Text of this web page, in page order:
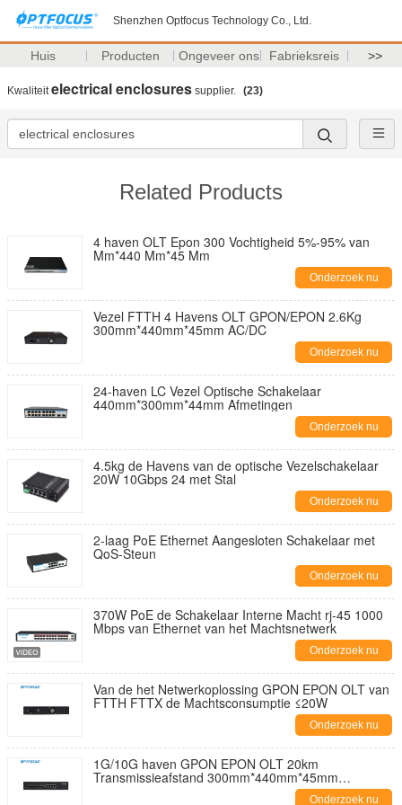
Shenzhen Optfocus Technology Co., Ltd.
Huis Producten Ongeveer ons Fabrieksreis >>
Kwaliteitelectrical enclosures supplier. (23)
Related Products
4 haven OLT Epon 300 Vochtigheid 5%-95% van
Mm*440 Mm*45 Mm
Onderzoek nu
Vezel FTTH 4 Havens OLT GPON/EPON 2.6Kg
300mm*440mm*45mm AC/DC
Onderzoek nu
24-haven LC Vezel Optische Schakelaar
440mm*300mm*44mm Afmetingen
Onderzoek nu
4.5kg de Havens van de optische Vezelschakelaar
20W 10Gbps 24 met Stal
Onderzoek nu
2-laag PoE Ethernet Aangesloten Schakelaar met
QoS-Steun
Onderzoek nu
370W PoE de Schakelaar Interne Macht rj-45 1000
Mbps van Ethernet van het Machtsnetwerk
Onderzoek nu
Van de het Netwerkoplossing GPON EPON OLT van
FTTH FTTX de Machtsconsumptie ≤20W
Onderzoek nu
1G/10G haven GPON EPON OLT 20km
Transmissieafstand 300mm*440mm*45mm
Onderzoek nu